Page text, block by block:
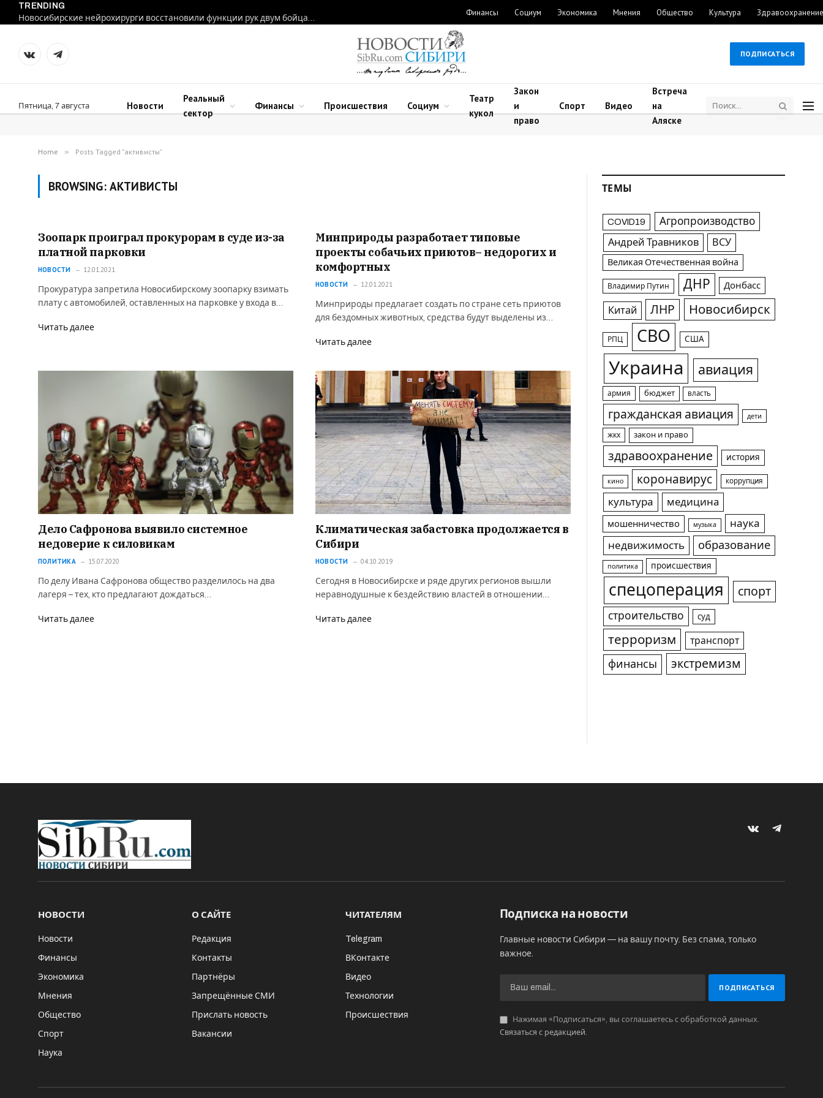
TRENDING
Новосибирские нейрохирурги восстановили функции рук двум бойцам после минно-взрывных травм
Финансы Социум Экономика Мнения Общество Культура Здравоохранение
VKontakteTelegram
ПОДПИСАТЬСЯ
Пятница, 7 августа Новости
Реальный
сектор
Финансы Происшествия Социум
Театр
кукол
Закон
и
право
Спорт Видео
Встреча
на
Аляске
Home » Posts Tagged "активисты"
BROWSING: АКТИВИСТЫ
Зоопарк проиграл прокурорам в суде из-за
платной парковки
НОВОСТИ 12.01.2021
Прокуратура запретила Новосибирскому зоопарку взимать
плату с автомобилей, оставленных на парковке у входа в…
Читать далее
Минприроды разработает типовые
проекты собачьих приютов– недорогих и
комфортных
НОВОСТИ 12.01.2021
Минприроды предлагает создать по стране сеть приютов
для бездомных животных, средства будут выделены из…
Читать далее
Дело Сафронова выявило системное
недоверие к силовикам
ПОЛИТИКА 15.07.2020
По делу Ивана Сафронова общество разделилось на два
лагеря – тех, кто предлагают дождаться…
Читать далее
Климатическая забастовка продолжается в
Сибири
НОВОСТИ 04.10.2019
Сегодня в Новосибирске и ряде других регионов вышли
неравнодушные к бездействию властей в отношении…
Читать далее
ТЕМЫ
COVID19 Агропроизводство
Андрей Травников ВСУ
Великая Отечественная война
Владимир Путин ДНР Донбасс
Китай ЛНР Новосибирск
РПЦ СВО США
Украина авиация
армия бюджет власть
гражданская авиация дети
жкх закон и право
здравоохранение история
кино коронавирус коррупция
культура медицина
мошенничество музыка
наука
недвижимость
образование
политика происшествия
спецоперация спорт
строительство суд
терроризм транспорт
финансы экстремизм
VKontakteTelegram
НОВОСТИ
Новости
Финансы
Экономика
Мнения
Общество
Спорт
Наука
О САЙТЕ
Редакция
Контакты
Партнёры
Запрещённые СМИ
Прислать новость
Вакансии
ЧИТАТЕЛЯМ
Telegram
ВКонтакте
Видео
Технологии
Происшествия
Подписка на новости
Главные новости Сибири — на вашу почту. Без спама, только
важное.
Нажимая «Подписаться», вы соглашаетесь с обработкой данных.
Связаться с редакцией